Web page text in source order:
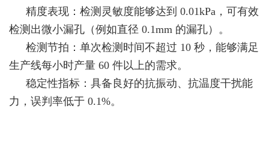
精度表现：检测灵敏度能够达到 0.01kPa，可有效
检测出微小漏孔（例如直径 0.1mm 的漏孔）。
检测节拍：单次检测时间不超过 10 秒，能够满足
生产线每小时产量 60 件以上的需求。
稳定性指标：具备良好的抗振动、抗温度干扰能
力，误判率低于 0.1%。